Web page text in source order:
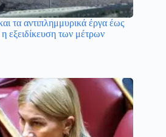
τα αντιπλημμυρικά έργα έως
εξειδίκευση των μέτρων